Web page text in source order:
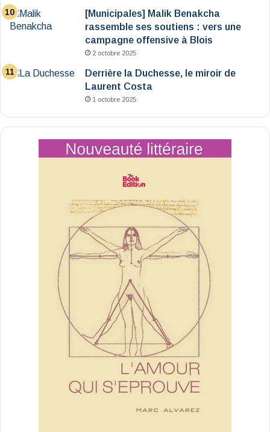
[Municipales] Malik Benakcha
rassemble ses soutiens : vers une
campagne offensive à Blois
2 octobre 2025
Derrière la Duchesse, le miroir de
Laurent Costa
1 octobre 2025